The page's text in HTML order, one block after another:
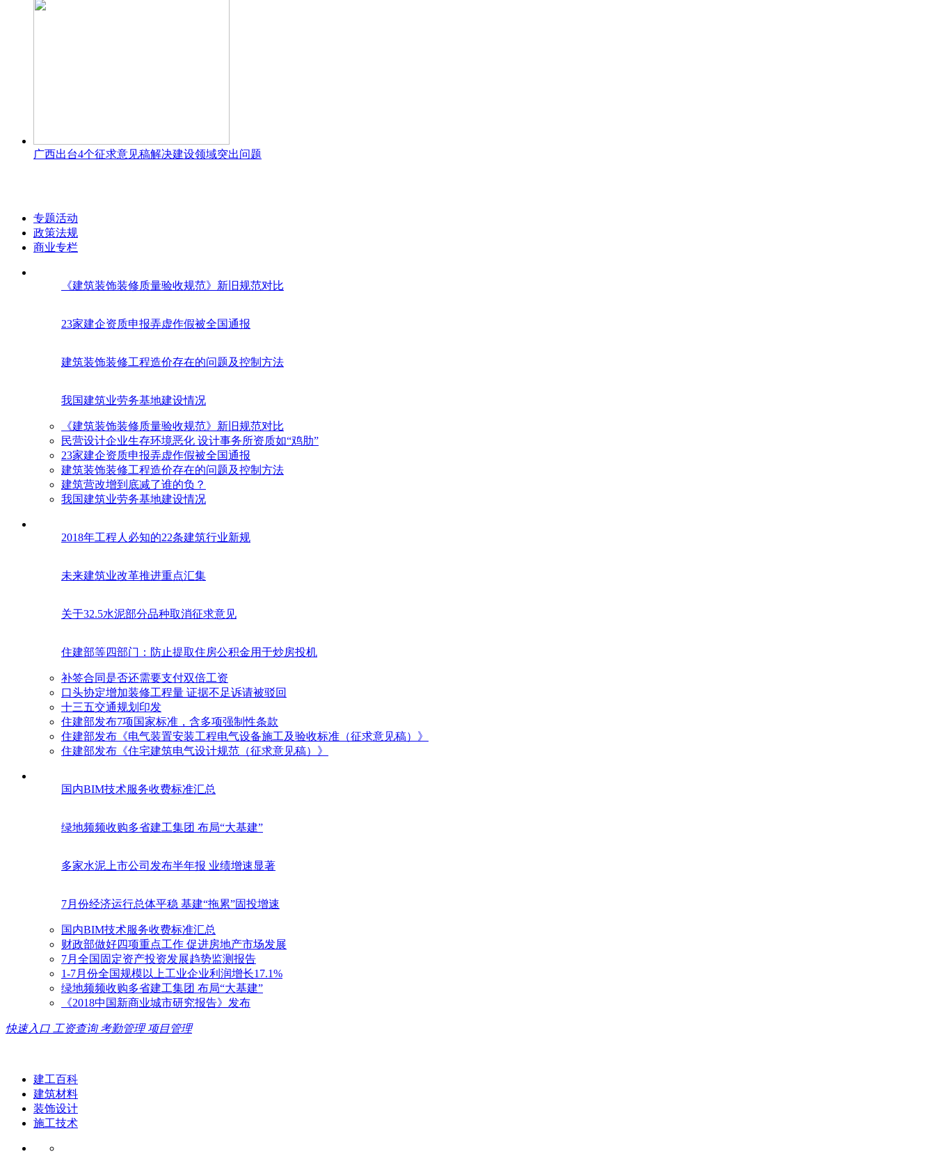
广西出台4个征求意见稿解决建设领域突出问题
专题活动
政策法规
商业专栏
《建筑装饰装修质量验收规范》新旧规范对比
23家建企资质申报弄虚作假被全国通报
建筑装饰装修工程造价存在的问题及控制方法
我国建筑业劳务基地建设情况
《建筑装饰装修质量验收规范》新旧规范对比
民营设计企业生存环境恶化 设计事务所资质如“鸡肋”
23家建企资质申报弄虚作假被全国通报
建筑装饰装修工程造价存在的问题及控制方法
建筑营改增到底减了谁的负？
我国建筑业劳务基地建设情况
2018年工程人必知的22条建筑行业新规
未来建筑业改革推进重点汇集
关于32.5水泥部分品种取消征求意见
住建部等四部门：防止提取住房公积金用于炒房投机
补签合同是否还需要支付双倍工资
口头协定增加装修工程量 证据不足诉请被驳回
十三五交通规划印发
住建部发布7项国家标准，含多项强制性条款
住建部发布《电气装置安装工程电气设备施工及验收标准（征求意见稿）》
住建部发布《住宅建筑电气设计规范（征求意见稿）》
国内BIM技术服务收费标准汇总
绿地频频收购多省建工集团 布局“大基建”
多家水泥上市公司发布半年报 业绩增速显著
7月份经济运行总体平稳 基建“拖累”固投增速
国内BIM技术服务收费标准汇总
财政部做好四项重点工作 促进房地产市场发展
7月全国固定资产投资发展趋势监测报告
1-7月份全国规模以上工业企业利润增长17.1%
绿地频频收购多省建工集团 布局“大基建”
《2018中国新商业城市研究报告》发布
快速入口 工资查询 考勤管理 项目管理
建工百科
建筑材料
装饰设计
施工技术